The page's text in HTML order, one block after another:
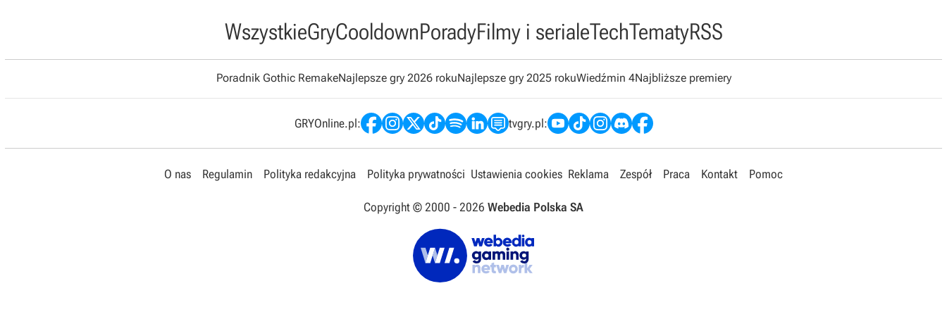
WszystkieGryCooldownPoradyFilmy i serialeTechTematyRSS
Poradnik Gothic RemakeNajlepsze gry 2026 rokuNajlepsze gry 2025 rokuWiedźmin 4Najbliższe premiery
GRYOnline.pl: tvgry.pl:
O nas Regulamin Polityka redakcyjna Polityka prywatności Ustawienia cookies Reklama Zespół Praca Kontakt Pomoc
Copyright © 2000 - 2026 Webedia Polska SA